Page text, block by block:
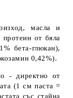
масла и
от бяла
бета-глюкан),
0,42%).
- директно от
(1 см паста =
със стайна